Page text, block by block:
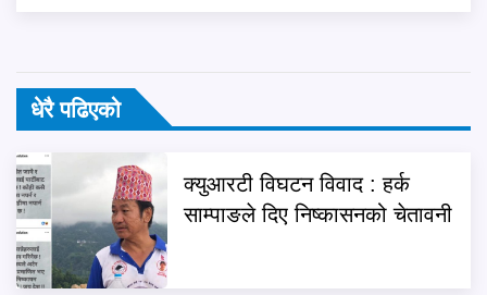
धेरै पढिएको
क्युआरटी विघटन विवाद : हर्क
साम्पाङले दिए निष्कासनको चेतावनी